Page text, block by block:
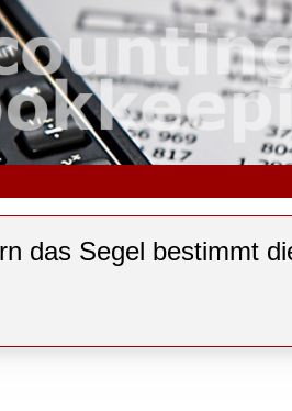
das Segel bestimmt